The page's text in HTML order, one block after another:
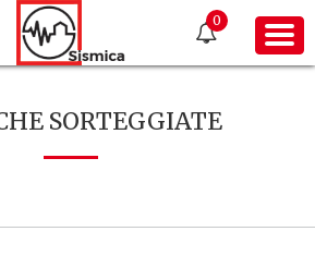
0
SORTEGGIATE